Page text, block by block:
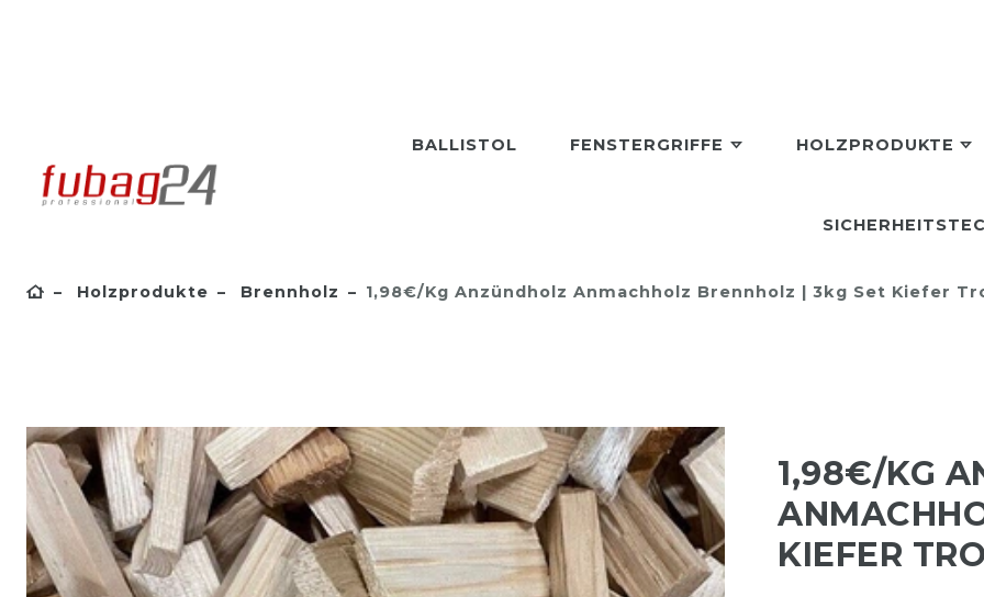
BALLISTOL FENSTERGRIFFE HOLZPRODUKTE
Holzprodukte Brennholz 1,98€/kg Anzündholz Anmachholz Brennholz | 3kg Set Kiefer
1,98€/KG
KIEFER